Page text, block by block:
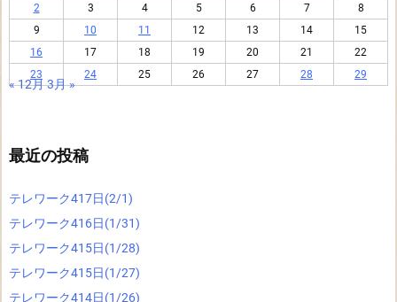
2
3 4 5 6 7
8
9
10 11 12 13 14
15
16
17 18 19 20 21
22
23
24 25 26 27 28 29
« 12月3月 »
最近の投稿
テレワーク417日(2/1)
テレワーク416日(1/31)
テレワーク415日(1/28)
テレワーク415日(1/27)
テレワーク414日(1/26)